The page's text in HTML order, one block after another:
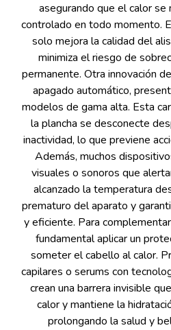
asegurando que el calor se
controlado en todo momento.
solo mejora la calidad del
minimiza el riesgo de
permanente. Otra innovación
apagado automático,
modelos de gama alta. Esta
la plancha se desconecte
inactividad, lo que previene
Además, muchos
visuales o sonoros que
alcanzado la temperatura
prematuro del aparato y
y eficiente. Para
fundamental aplicar un
someter el cabello al calor.
capilares o serums con
crean una barrera invisible
calor y mantiene la
prolongando la salud y